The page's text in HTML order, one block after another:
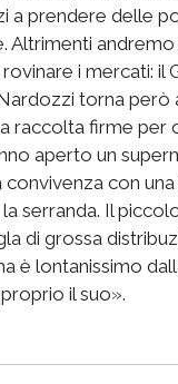
a prendere delle
i mercati:
torna però
raccolta firme per
aperto un
con
serranda. Il
di grossa
è lontanissimo
il suo».